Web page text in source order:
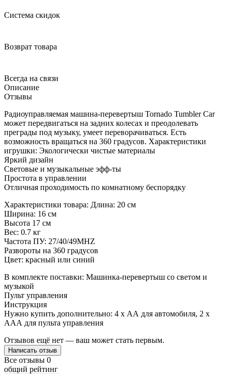
Система скидок
Возврат товара
Всегда на связи
Описание
Отзывы
Радиоуправляемая машина-перевертыш Tornado Tumbler Car
может передвигаться на задних колесах и преодолевать
преграды под музыку, умеет переворачиваться. Есть
возможность вращаться на 360 градусов. Характеристики
игрушки: Экологически чистые материалы
Яркий дизайн
Световые и музыкальные эфф-ты
Простота в управлении
Отличная проходимость по комнатному беспорядку
Характеристики товара: Длина: 20 см
Ширина: 16 см
Высота 17 см
Вес: 0.7 кг
Частота ПУ: 27/40/49MHZ
Развороты на 360 градусов
Цвет: красный или синий
В комплекте поставки: Машинка-перевертыш со светом и
музыкой
Пульт управления
Инструкция
Нужно купить дополнительно: 4 х АА для автомобиля, 2 х
ААА для пульта управления
Отзывов ещё нет — ваш может стать первым.
Написать отзыв
Все отзывы 0
общий рейтинг